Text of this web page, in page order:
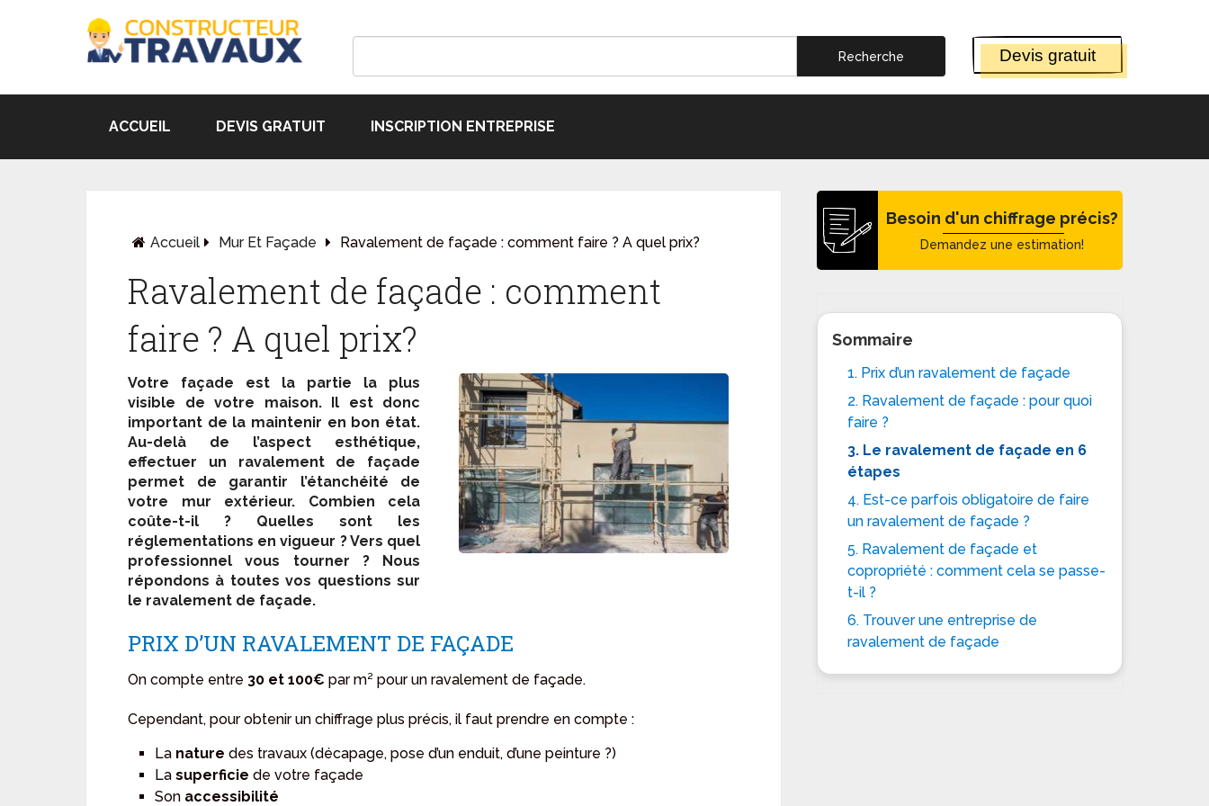
Devis gratuit
ACCUEIL DEVIS GRATUIT INSCRIPTION ENTREPRISE
Accueil Mur Et Façade Ravalement de façade : comment faire ? A quel prix?
Ravalement de façade : comment
faire ? A quel prix?
Votre façade est la partie la plus
visible de votre maison. Il est donc
important de la maintenir en bon état.
Au-delà de l’aspect esthétique,
effectuer un ravalement de façade
permet de garantir l’étanchéité de
votre mur extérieur. Combien cela
coûte-t-il ? Quelles sont les
réglementations en vigueur ? Vers quel
professionnel vous tourner ? Nous
répondons à toutes vos questions sur
le ravalement de façade.
PRIX D’UN RAVALEMENT DE FAÇADE
On compte entre 30 et 100€ par m² pour un ravalement de façade.
Cependant, pour obtenir un chiffrage plus précis, il faut prendre en compte :
La nature des travaux (décapage, pose d’un enduit, d’une peinture ?)
Lasuperficie de votre façade
Son accessibilité
Besoin d'un chiffrage précis?
Demandez une estimation!
Sommaire
1. Prix d’un ravalement de façade
2. Ravalement de façade : pour quoi
faire ?
3. Le ravalement de façade en 6
étapes
4. Est-ce parfois obligatoire de faire
un ravalement de façade ?
5. Ravalement de façade et
copropriété : comment cela se passe-
t-il ?
6. Trouver une entreprise de
ravalement de façade